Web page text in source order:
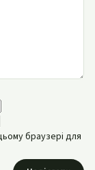
браузері для